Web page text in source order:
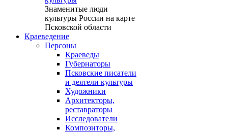
Знаменитые люди
культуры России на карте
Псковской области
Краеведение
Персоны
Краеведы
Губернаторы
Псковские писатели
и деятели культуры
Художники
Архитекторы,
реставраторы
Исследователи
Композиторы,